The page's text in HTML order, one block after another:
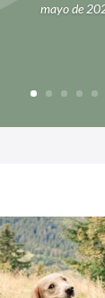
mayo de